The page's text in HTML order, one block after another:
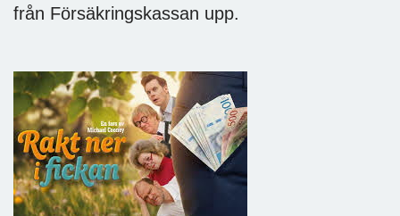
från Försäkringskassan upp.